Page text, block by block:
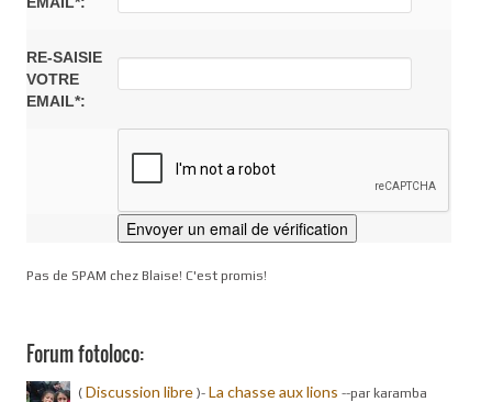
RE-SAISIE
VOTRE
EMAIL*:
Pas de SPAM chez Blaise! C'est promis!
Forum fotoloco:
( Discussion libre )- La chasse aux lions --par karamba